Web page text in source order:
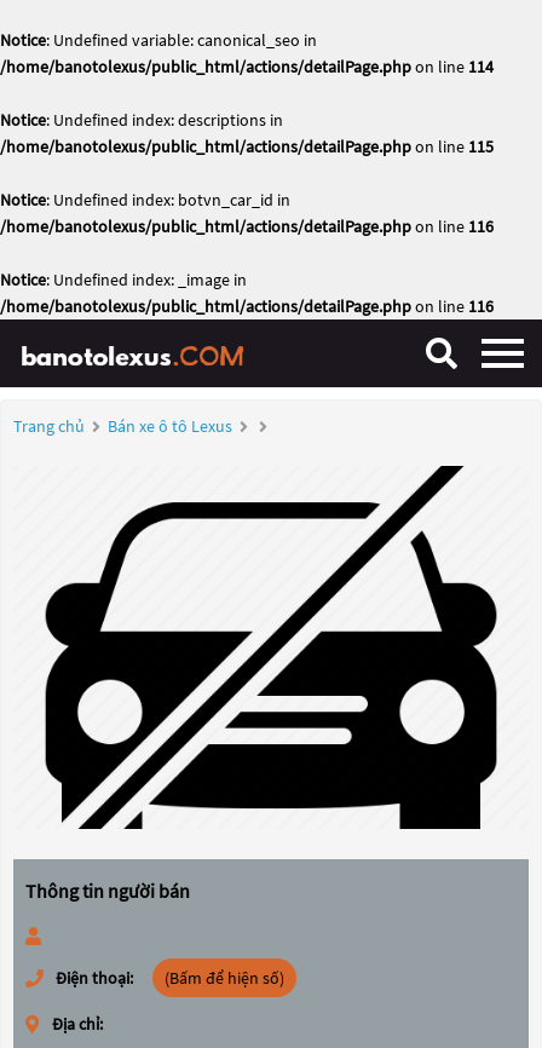
Notice: Undefined variable: canonical_seo in
/home/banotolexus/public_html/actions/detailPage.phpon line 114
Notice: Undefined index: descriptions in
/home/banotolexus/public_html/actions/detailPage.phpon line 115
Notice: Undefined index: botvn_car_id in
/home/banotolexus/public_html/actions/detailPage.phpon line 116
Notice: Undefined index: _image in
/home/banotolexus/public_html/actions/detailPage.phpon line 116
Trang chủ Bán xe ô tô Lexus
Thông tin người bán
Điện thoại: (Bấm để hiện số)
Địa chỉ: